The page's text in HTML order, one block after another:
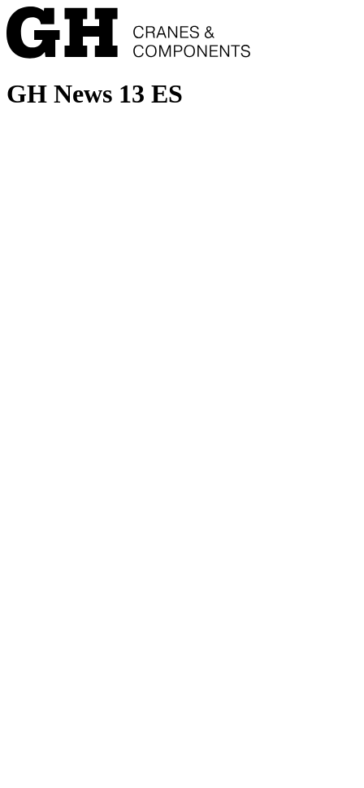
GH News 13 ES